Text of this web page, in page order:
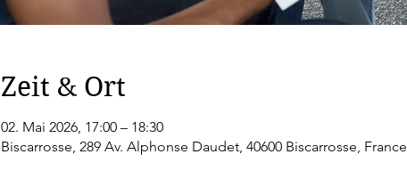
Zeit & Ort
02. Mai 2026, 17:00 – 18:30
Biscarrosse, 289 Av. Alphonse Daudet, 40600 Biscarrosse, France